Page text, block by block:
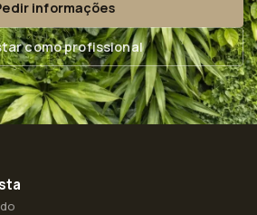
informações
como profissional